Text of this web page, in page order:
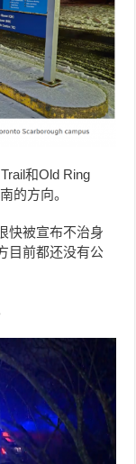
和Old Ring
的方向。
快被宣布不治身
目前都还没有公